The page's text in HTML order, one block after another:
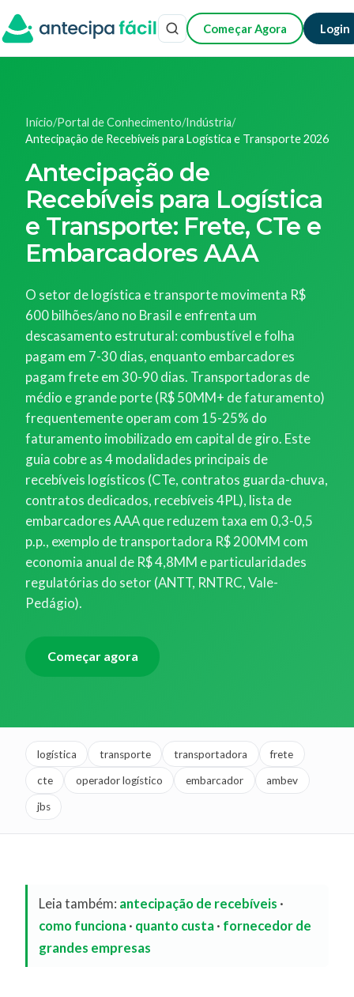
Começar Agora Login
Início/Portal de Conhecimento/Indústria/
Antecipação de Recebíveis para Logística e Transporte 2026
Antecipação de
Recebíveis para Logística
e Transporte: Frete, CTe e
Embarcadores AAA
O setor de logística e transporte movimenta R$
600 bilhões/ano no Brasil e enfrenta um
descasamento estrutural: combustível e folha
pagam em 7-30 dias, enquanto embarcadores
pagam frete em 30-90 dias. Transportadoras de
médio e grande porte (R$ 50MM+ de faturamento)
frequentemente operam com 15-25% do
faturamento imobilizado em capital de giro. Este
guia cobre as 4 modalidades principais de
recebíveis logísticos (CTe, contratos guarda-chuva,
contratos dedicados, recebíveis 4PL), lista de
embarcadores AAA que reduzem taxa em 0,3-0,5
p.p., exemplo de transportadora R$ 200MM com
economia anual de R$ 4,8MM e particularidades
regulatórias do setor (ANTT, RNTRC, Vale-
Pedágio).
Começar agora
logística transporte transportadora frete
cte operador logístico embarcador ambev
jbs
Leia também: antecipação de recebíveis ·
como funciona· quanto custa· fornecedor de
grandes empresas